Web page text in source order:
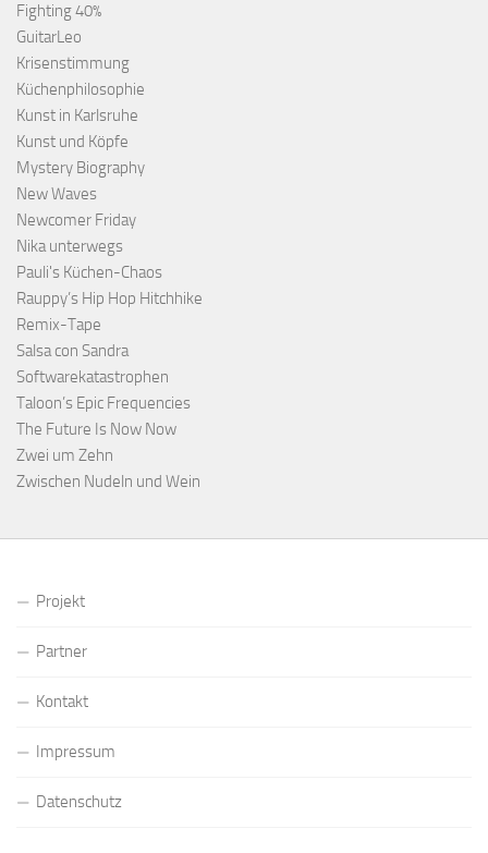
Fighting 40%
GuitarLeo
Krisenstimmung
Küchenphilosophie
Kunst in Karlsruhe
Kunst und Köpfe
Mystery Biography
New Waves
Newcomer Friday
Nika unterwegs
Pauli's Küchen-Chaos
Rauppy’s Hip Hop Hitchhike
Remix-Tape
Salsa con Sandra
Softwarekatastrophen
Taloon’s Epic Frequencies
The Future Is Now Now
Zwei um Zehn
Zwischen Nudeln und Wein
Projekt
Partner
Kontakt
Impressum
Datenschutz